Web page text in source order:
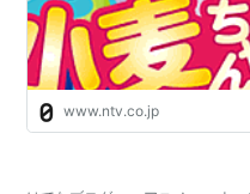
キャラクターデザイン
サブキャラクターデ
プロップデザイン・
美術デザイン：比留間崇
美術監督：吉田美千子
www.ntv.co.jp